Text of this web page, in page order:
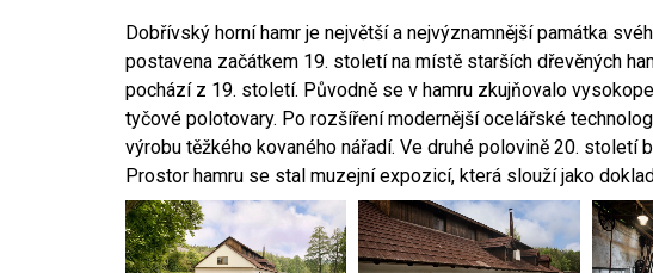
Dobřívský horní hamr je největší a nejvýznamnější památka
postavena začátkem 19. století na místě starších dřevěných
pochází z 19. století. Původně se v hamru zkujňovalo
tyčové polotovary. Po rozšíření modernější ocelářské
výrobu těžkého kovaného nářadí. Ve druhé polovině 20. století
Prostor hamru se stal muzejní expozicí, která slouží jako